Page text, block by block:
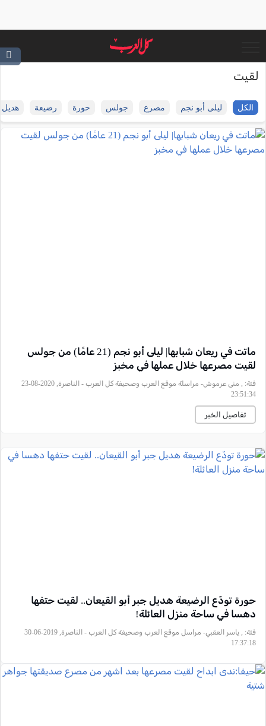
لقيت
الكل ليلى أبو نجم مصرع جولس حورة رضيعة هديل
ماتت في ريعان شبابها| ليلى أبو نجم (21 عامًا) من جولس
لقيت مصرعها خلال عملها في مخبز
فئة:
, منى عرموش- مراسلة موقع العرب وصحيفة كل العرب - الناصرة, 2020-08-23
23:51:34
تفاصيل الخبر
حورة تودّع الرضيعة هديل جبر أبو القيعان.. لقيت حتفها
دهسا في ساحة منزل العائلة!
فئة:
, ياسر العقبي- مراسل موقع العرب وصحيفة كل العرب - الناصرة, 2019-06-30
17:37:18